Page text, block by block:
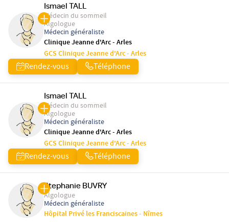
Ismael TALL
Médecin du sommeil
Algologue
Médecin généraliste
Clinique Jeanne d'Arc - Arles
GCS Clinique Jeanne d'Arc - Arles
Rendez-vous Téléphone
Ismael TALL
Médecin du sommeil
Algologue
Médecin généraliste
Clinique Jeanne d'Arc - Arles
GCS Clinique Jeanne d'Arc - Arles
Rendez-vous Téléphone
Stephanie BUVRY
Algologue
Médecin généraliste
Hôpital Privé les Franciscaines - Nîmes